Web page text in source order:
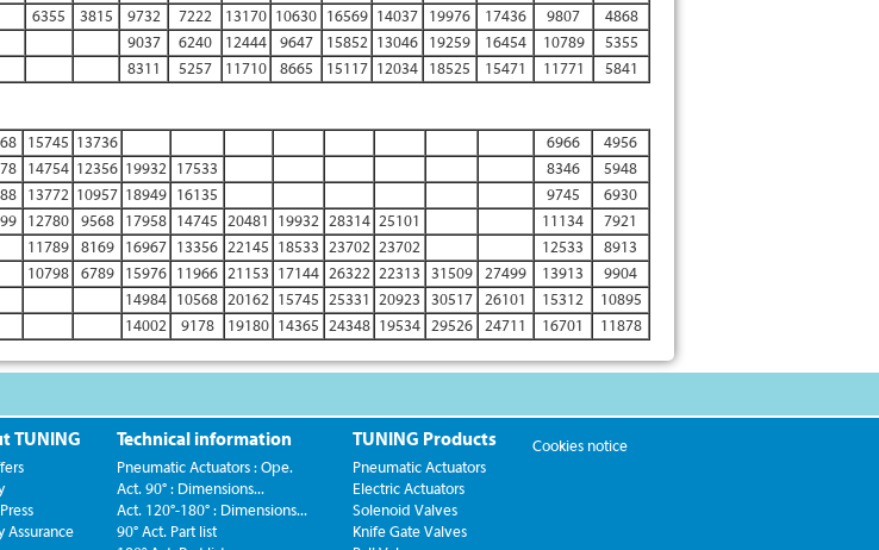
6355
3815 9732 7222 13170 10630 16569 14037 19976 17436 9807
4868
9037
6240 12444 9647 15852 13046 19259 16454 10789
5355
8311
5257 11710 8665 15117 12034 18525 15471 11771 5841
15745 13736 6966
4956
14754 12356 19932 17533 8346
5948
13772 10957 18949 16135 9745
6930
12780 9568 17958 14745 20481 19932 28314 25101 11134
7921
11789
8169 16967 13356 22145 18533 23702 23702 12533
8913
10798
6789 15976 11966 21153 17144 26322 22313 31509 27499 13913
9904
14984 10568 20162 15745 25331 20923 30517 26101 15312
10895
14002
9178 19180 14365 24348 19534 29526 24711 16701 11878
TUNING
Assurance
Technical information
Pneumatic Actuators : Ope.
Act. 90° : Dimensions...
Act. 120°-180° : Dimensions...
90° Act. Part list
TUNING Products
Pneumatic Actuators
Electric Actuators
Solenoid Valves
Knife Gate Valves
Cookies notice